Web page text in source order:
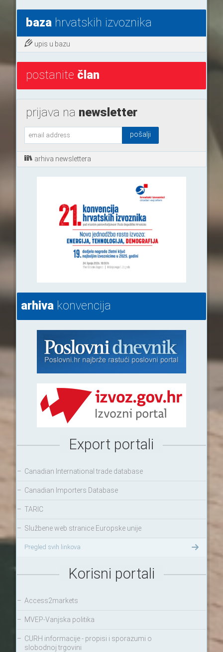
bazahrvatskih izvoznika
upis u bazu
postanite član
prijava na newsletter
arhiva newslettera
arhivakonvencija
Export portali
– Canadian International trade database
– Canadian Importers Database
– TARIC
– Službene web stranice Europske unije
Pregled svih linkova
Korisni portali
– Access2markets
– MVEP-Vanjska politika
– CURH informacije - propisi i sporazumi o
slobodnoj trgovini